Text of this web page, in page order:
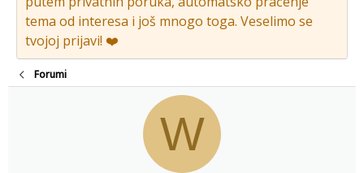
tema od interesa i još mnogo toga. Veselimo se
tvojoj prijavi! ❤️
Forumi
W